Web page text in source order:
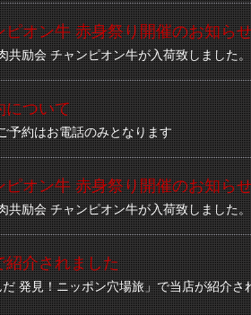
ピオン牛 赤身祭り開催のお知ら
共励会 チャンピオン牛が入荷致しました。
について
予約はお電話のみとなります
ピオン牛 赤身祭り開催のお知ら
共励会 チャンピオン牛が入荷致しました。
紹介されました
発見！ニッポン穴場旅」で当店が紹介さ